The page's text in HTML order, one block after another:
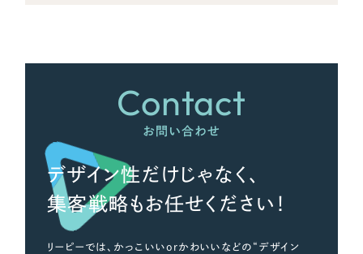
Contact
お問い合わせ
デザイン性だけじゃなく、
集客戦略もお任せください！
リーピーでは、かっこいいorかわいいなどの“デザイン